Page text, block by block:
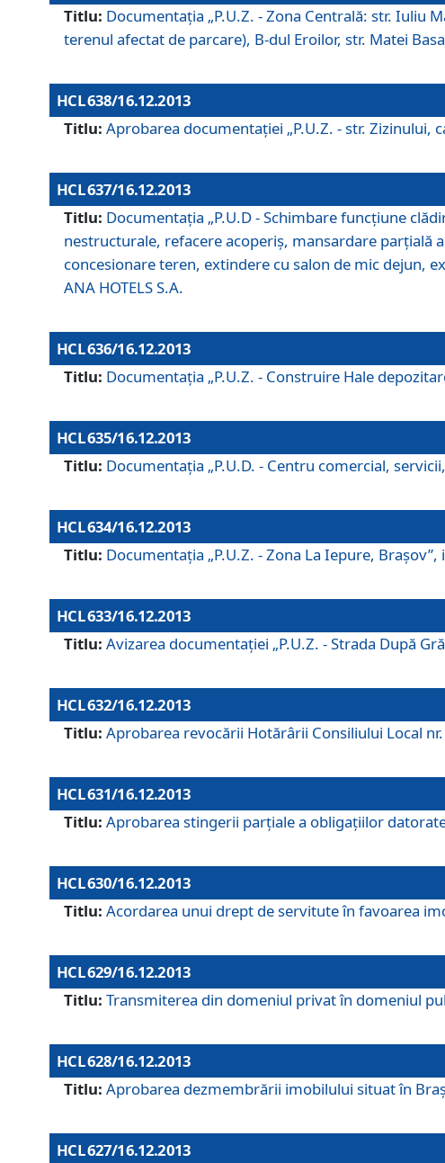
Titlu: Documentaţia „P.U.Z. - Zona Centrală: str. Iuliu
terenul afectat de parcare), B-dul Eroilor, str. Matei
HCL 638/16.12.2013
Titlu: Aprobarea documentaţiei „P.U.Z. - str.
HCL 637/16.12.2013
Titlu: Documentaţia „P.U.D - Schimbare funcţiune
nestructurale, refacere acoperiş, mansardare
concesionare teren, extindere cu salon de mic dejun,
ANA HOTELS S.A.
HCL 636/16.12.2013
Titlu: Documentaţia „P.U.Z. - Construire Hale
HCL 635/16.12.2013
Titlu: Documentaţia „P.U.D. - Centru comercial,
HCL 634/16.12.2013
Titlu: Documentaţia „P.U.Z. - Zona La Iepure,
HCL 633/16.12.2013
Titlu: Avizarea documentaţiei „P.U.Z. - Strada După
HCL 632/16.12.2013
Titlu: Aprobarea revocării Hotărârii Consiliului Local
HCL 631/16.12.2013
Titlu: Aprobarea stingerii parţiale a obligaţiilor
HCL 630/16.12.2013
Titlu: Acordarea unui drept de servitute în favoarea
HCL 629/16.12.2013
Titlu: Transmiterea din domeniul privat în domeniul
HCL 628/16.12.2013
Titlu: Aprobarea dezmembrării imobilului situat în
HCL 627/16.12.2013